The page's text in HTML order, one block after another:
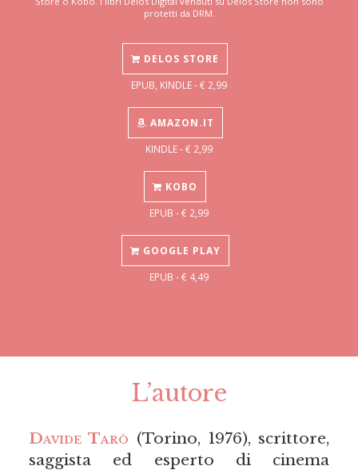
protetti da DRM.
DELOS STORE
EPUB, KINDLE - € 2,99
AMAZON.IT
KINDLE - € 2,99
KOBO
EPUB - € 2,99
GOOGLE PLAY
EPUB - € 4,49
L’autore
Davide Tarò (Torino, 1976), scrittore,
saggista ed esperto di cinema